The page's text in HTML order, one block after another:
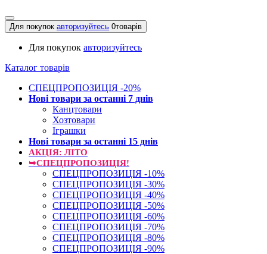
Для покупок авторизуйтесь 0товарів
Для покупок авторизуйтесь
Каталог товарів
СПЕЦПРОПОЗИЦІЯ -20%
Нові товари за останнi 7 днiв
Канцтовари
Хозтовари
Іграшки
Нові товари за останнi 15 днiв
АКЦІЯ: ЛІТО
➥СПЕЦПРОПОЗИЦІЯ!
СПЕЦПРОПОЗИЦІЯ -10%
СПЕЦПРОПОЗИЦІЯ -30%
СПЕЦПРОПОЗИЦІЯ -40%
СПЕЦПРОПОЗИЦІЯ -50%
СПЕЦПРОПОЗИЦІЯ -60%
СПЕЦПРОПОЗИЦІЯ -70%
СПЕЦПРОПОЗИЦІЯ -80%
СПЕЦПРОПОЗИЦІЯ -90%